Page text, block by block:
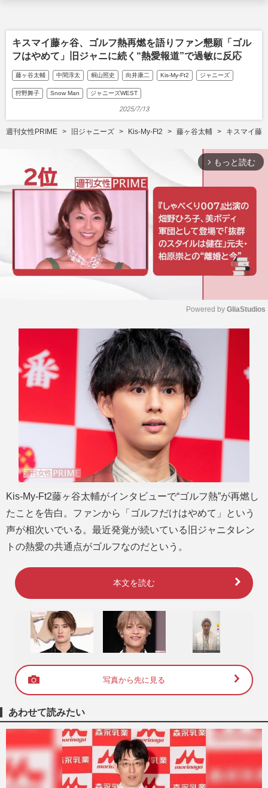
キスマイ藤ヶ谷、ゴルフ熱再燃を語りファン懇願「ゴル
フはやめて」旧ジャニに続く“熱愛報道”で過敏に反応
藤ヶ谷太輔 中間淳太 桐山照史 向井康二 Kis-My-Ft2 ジャニーズ
狩野舞子 Snow Man ジャニーズWEST
2025/7/13
週刊女性PRIME 旧ジャニーズ Kis-My-Ft2 藤ヶ谷太輔 キスマイ藤
arrow_forward_ios もっと読む
Powered by GliaStudios
Kis-My-Ft2藤ヶ谷太輔がインタビューで“ゴルフ熱”が再燃し
たことを告白。ファンから「ゴルフだけはやめて」という
声が相次いでいる。最近発覚が続いている旧ジャニタレン
トの熱愛の共通点がゴルフなのだという。
本文を読む
写真から先に見る
あわせて読みたい